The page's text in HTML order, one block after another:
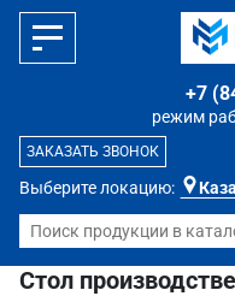
Выберите локацию:
режим
+7
ЗАКАЗАТЬ ЗВОНОК
Стол